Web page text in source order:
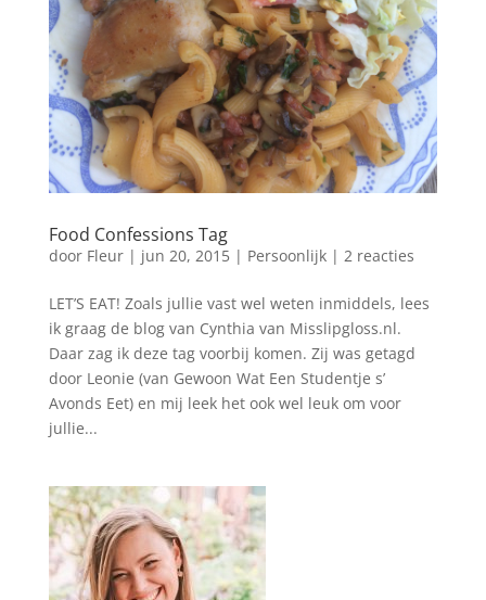
Food Confessions Tag
door Fleur| jun 20, 2015| Persoonlijk| 2 reacties
LET’S EAT! Zoals jullie vast wel weten inmiddels, lees
ik graag de blog van Cynthia van Misslipgloss.nl.
Daar zag ik deze tag voorbij komen. Zij was getagd
door Leonie (van Gewoon Wat Een Studentje s’
Avonds Eet) en mij leek het ook wel leuk om voor
jullie...